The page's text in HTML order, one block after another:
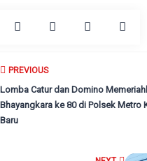
PREVIOUS
Lomba Catur dan Domino
Bhayangkara ke 80 di Polsek Metro
Baru